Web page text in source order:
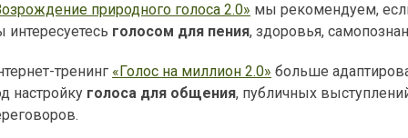
природного голоса 2.0» мы рекомендуем,
интересуетесь голосом для пения, здоровья,
тренинг «Голос на миллион 2.0» больше
настройку голоса для общения, публичных